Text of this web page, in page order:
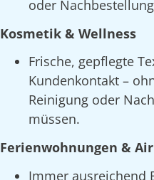
oder
Kosmetik & Wellness
Frische, gepflegte
Kundenkontakt –
Reinigung oder
müssen.
Ferienwohnungen &
Immer ausreichend